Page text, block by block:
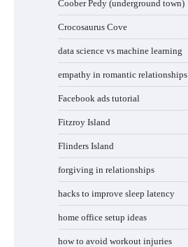
Coober Pedy (underground town)
Crocosaurus Cove
data science vs machine learning
empathy in romantic relationships
Facebook ads tutorial
Fitzroy Island
Flinders Island
forgiving in relationships
hacks to improve sleep latency
home office setup ideas
how to avoid workout injuries